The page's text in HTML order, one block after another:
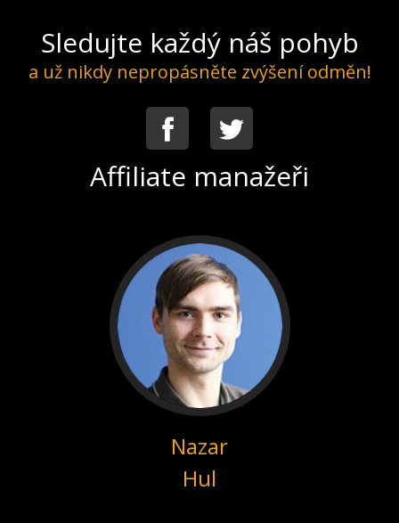
Sledujte každý náš pohyb
a už nikdy nepropásněte zvýšení odměn!
Facebook
Affiliate manažeři
Nazar
Hul